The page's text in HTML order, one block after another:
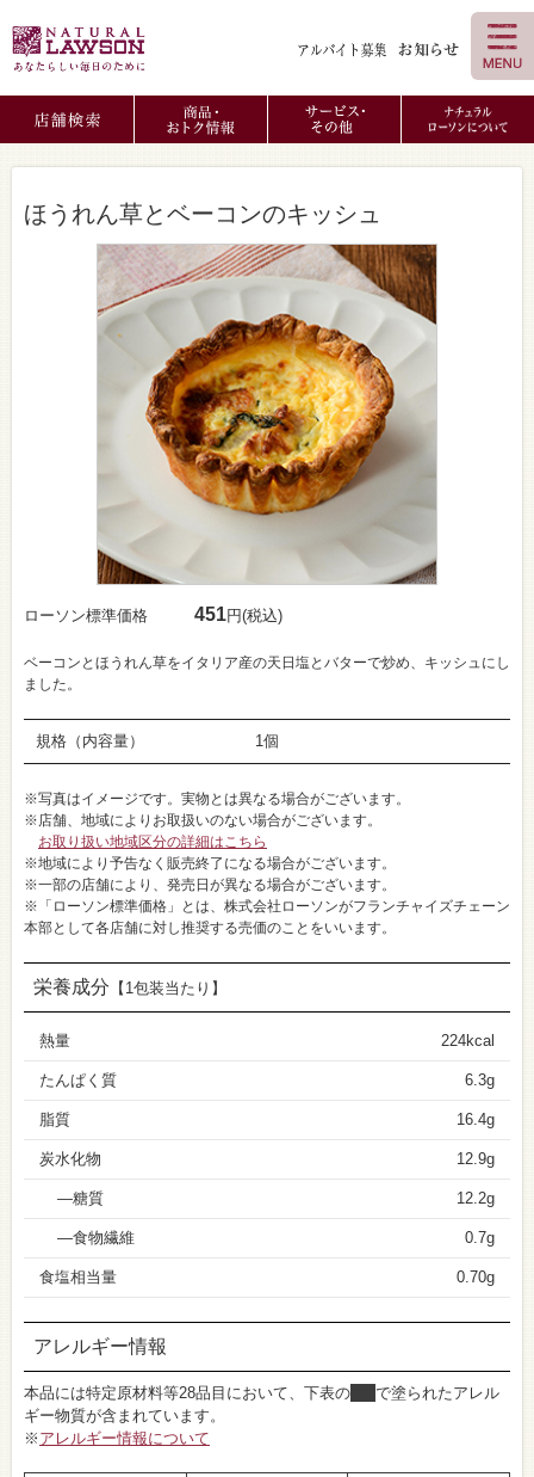
ほうれん草とベーコンのキッシュ
ローソン標準価格 451円(税込)
ベーコンとほうれん草をイタリア産の天日塩とバターで炒め、キッシュにし
ました。
規格（内容量） 1個
※写真はイメージです。実物とは異なる場合がございます。
※店舗、地域によりお取扱いのない場合がございます。
お取り扱い地域区分の詳細はこちら
※地域により予告なく販売終了になる場合がございます。
※一部の店舗により、発売日が異なる場合がございます。
※「ローソン標準価格」とは、株式会社ローソンがフランチャイズチェーン
本部として各店舗に対し推奨する売価のことをいいます。
栄養成分 【1包装当たり】
熱量 224kcal
たんぱく質 6.3g
脂質 16.4g
炭水化物 12.9g
糖質 12.2g
食物繊維 0.7g
食塩相当量 0.70g
アレルギー情報
本品には特定原材料等28品目において、下表の
で塗られたアレル
ギー物質が含まれています。
※ アレルギー情報について